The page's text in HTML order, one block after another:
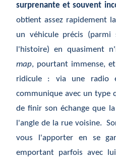
surprenante et souvent
obtient assez rapidement
un véhicule précis
l'histoire) en quasiment
map, pourtant immense,
ridicule : via une radio
communique avec un type
de finir son échange que
l'angle de la rue voisine.
vous l'apporter en se
emportant parfois avec